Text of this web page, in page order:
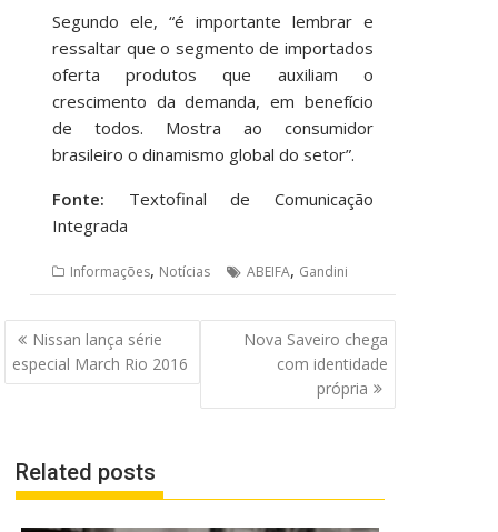
Segundo ele, “é importante lembrar e
ressaltar que o segmento de importados
oferta produtos que auxiliam o
crescimento da demanda, em benefício
de todos. Mostra ao consumidor
brasileiro o dinamismo global do setor”.
Fonte: Textofinal de Comunicação
Integrada
Informações, Notícias ABEIFA, Gandini
Navegação
de
Post
Nissan lança série
especial March Rio 2016
Nova Saveiro chega
com identidade
própria
Related posts